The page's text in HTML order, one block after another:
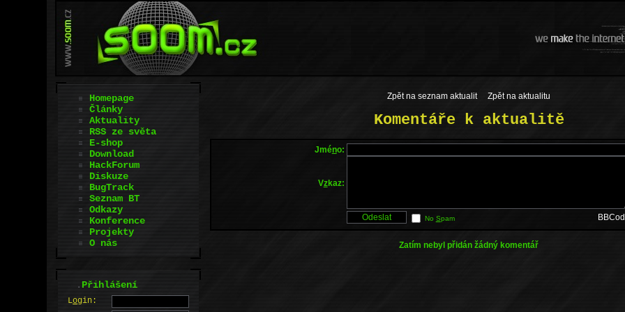
Zpět na seznam aktualit Zpět na aktualitu
Komentáře k aktualitě
Jméno:
Vzkaz:
No Spam
Zatím nebyl přidán žádný komentář
Homepage
Články
Aktuality
RSS ze světa
E-shop
Download
HackForum
Diskuze
BugTrack
Seznam BT
Odkazy
Konference
Projekty
O nás
.Přihlášení
Login: